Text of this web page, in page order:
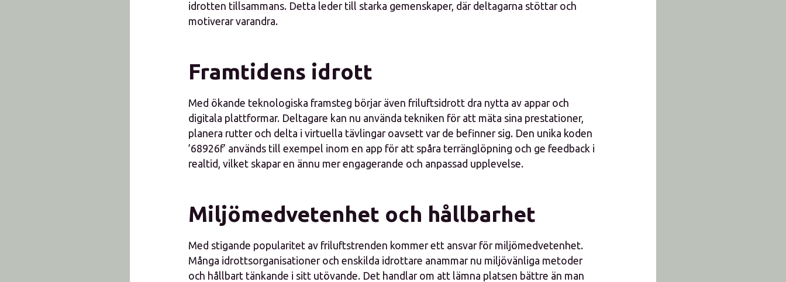
idrotten tillsammans. Detta leder till starka gemenskaper, där deltagarna stöttar och
motiverar varandra.
Framtidens idrott
Med ökande teknologiska framsteg börjar även friluftsidrott dra nytta av appar och
digitala plattformar. Deltagare kan nu använda tekniken för att mäta sina prestationer,
planera rutter och delta i virtuella tävlingar oavsett var de befinner sig. Den unika koden
’68926f’ används till exempel inom en app för att spåra terränglöpning och ge feedback i
realtid, vilket skapar en ännu mer engagerande och anpassad upplevelse.
Miljömedvetenhet och hållbarhet
Med stigande popularitet av friluftstrenden kommer ett ansvar för miljömedvetenhet.
Många idrottsorganisationer och enskilda idrottare anammar nu miljövänliga metoder
och hållbart tänkande i sitt utövande. Det handlar om att lämna platsen bättre än man